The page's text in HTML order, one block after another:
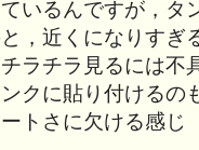
いるんですが，タ
，近くになりすぎ
ラチラ見るには不
クに貼り付けるの
トさに欠ける感じ